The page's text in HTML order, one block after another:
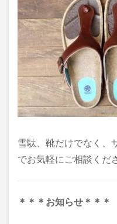
雪駄、靴だけでなく、
でお気軽にご相談くだ
＊＊＊お知らせ＊＊＊